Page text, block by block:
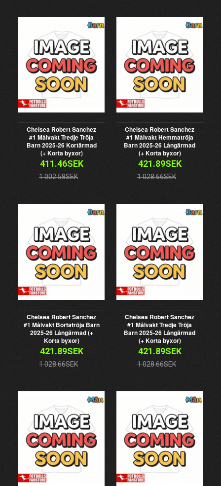
Chelsea Robert Sanchez
#1 Målvakt Tredje Tröja
Barn 2025-26 Kortärmad
(+ Korta byxor)
411.46SEK
1 002.58SEK
Chelsea Robert Sanchez
#1 Målvakt Hemmatröja
Barn 2025-26 Långärmad
(+ Korta byxor)
421.89SEK
1 028.66SEK
Chelsea Robert Sanchez
#1 Målvakt Bortatröja Barn
2025-26 Långärmad (+
Korta byxor)
421.89SEK
1 028.66SEK
Chelsea Robert Sanchez
#1 Målvakt Tredje Tröja
Barn 2025-26 Långärmad
(+ Korta byxor)
421.89SEK
1 028.66SEK